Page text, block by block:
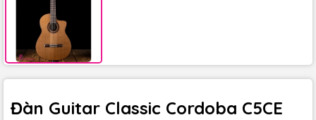
Đàn Guitar Classic Cordoba C5CE